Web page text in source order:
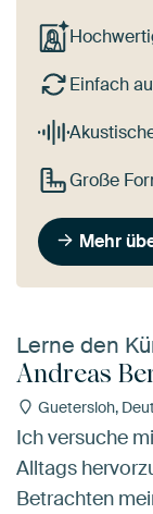
Einfach
Große
Mehr
Lerne den
Andreas
Guetersloh,
Ich versuche
Alltags
Betrachten